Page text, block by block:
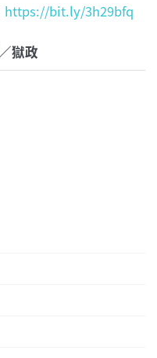
https://bit.ly/3h29bfq
獄政